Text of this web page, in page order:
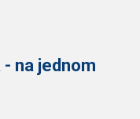
na jednom